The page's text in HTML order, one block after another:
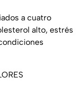
a cuatro
alto, estrés